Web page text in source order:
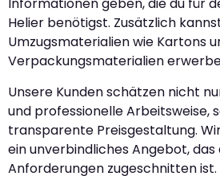
Informationen geben, die du für
Helier benötigst. Zusätzlich
Umzugsmaterialien wie Kartons
Verpackungsmaterialien
Unsere Kunden schätzen nicht
und professionelle Arbeitsweise,
transparente Preisgestaltung.
ein unverbindliches Angebot, das
Anforderungen zugeschnitten ist.